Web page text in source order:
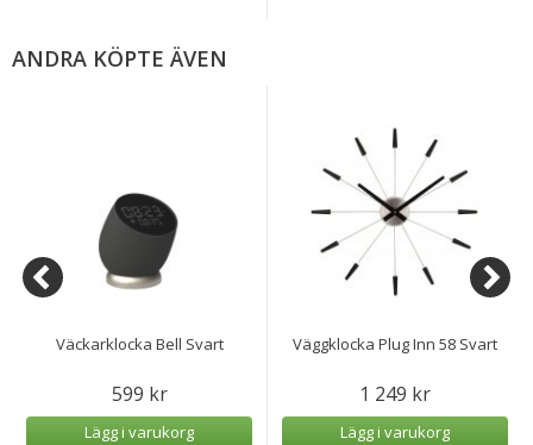
ANDRA KÖPTE ÄVEN
Väckarklocka Bell Svart
599 kr
Lägg i varukorg
Väggklocka Plug Inn 58 Svart
1 249 kr
Lägg i varukorg